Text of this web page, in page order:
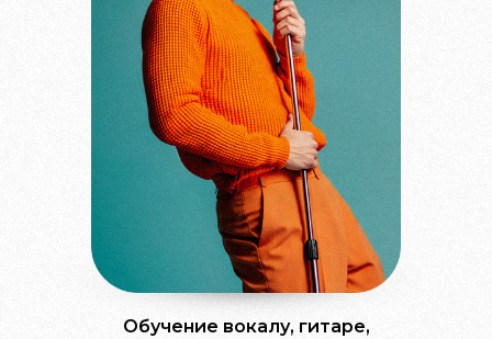
Обучение вокалу, гитаре,